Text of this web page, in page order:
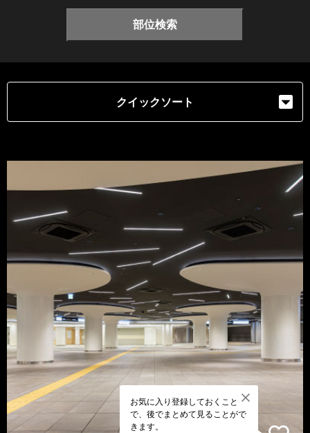
部位検索
クイックソート
お気に入り登録しておくこと
で、後でまとめて見ることがで
きます。